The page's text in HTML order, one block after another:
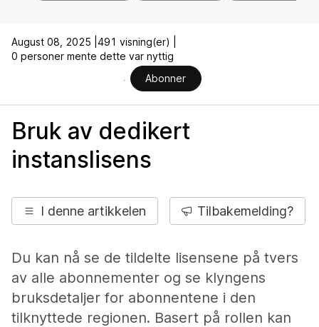
August 08, 2025 | 491 visning(er) |
0 personer mente dette var nyttig
Abonner
Bruk av dedikert
instanslisens
I denne artikkelen Tilbakemelding?
Du kan nå se de tildelte lisensene på tvers
av alle abonnementer og se klyngens
bruksdetaljer for abonnentene i den
tilknyttede regionen. Basert på rollen kan